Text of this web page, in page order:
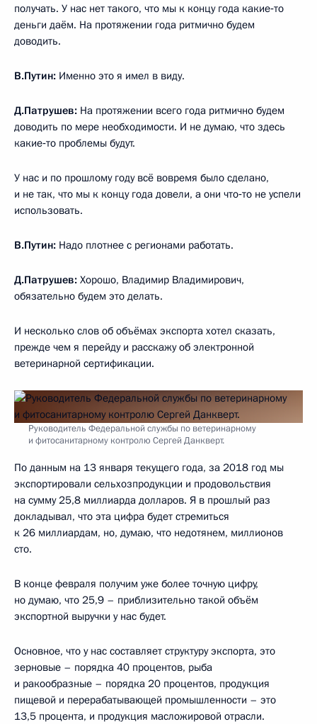
получать. У нас нет такого, что мы к концу года какие‑то
деньги даём. На протяжении года ритмично будем
доводить.
В.Путин: Именно это я имел в виду.
Д.Патрушев: На протяжении всего года ритмично будем
доводить по мере необходимости. И не думаю, что здесь
какие‑то проблемы будут.
У нас и по прошлому году всё вовремя было сделано,
и не так, что мы к концу года довели, а они что‑то не успели
использовать.
В.Путин: Надо плотнее с регионами работать.
Д.Патрушев: Хорошо, Владимир Владимирович,
обязательно будем это делать.
И несколько слов об объёмах экспорта хотел сказать,
прежде чем я перейду и расскажу об электронной
ветеринарной сертификации.
Руководитель Федеральной службы по ветеринарному
и фитосанитарному контролю Сергей Данкверт.
По данным на 13 января текущего года, за 2018 год мы
экспортировали сельхозпродукции и продовольствия
на сумму 25,8 миллиарда долларов. Я в прошлый раз
докладывал, что эта цифра будет стремиться
к 26 миллиардам, но, думаю, что недотянем, миллионов
сто.
В конце февраля получим уже более точную цифру,
но думаю, что 25,9 – приблизительно такой объём
экспортной выручки у нас будет.
Основное, что у нас составляет структуру экспорта, это
зерновые – порядка 40 процентов, рыба
и ракообразные – порядка 20 процентов, продукция
пищевой и перерабатывающей промышленности – это
13,5 процента, и продукция масложировой отрасли.